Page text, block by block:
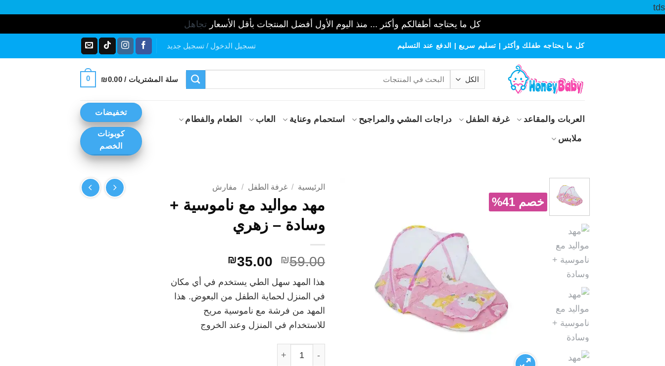
tds
كل ما يحتاجه أطفالكم وأكثر ... منذ اليوم الأول أفضل المنتجات بأقل الأسعار تجاهل
كل ما يحتاجه طفلك وأكثر | تسليم سريع | الدفع عند التسليم تسجيل الدخول / تسجيل جديد
البحث
سلة المشتريات / ₪0.00
0
العربات والمقاعد غرفة الطفل دراجات المشي والمراجيح استحمام وعناية العاب الطعام والفطام
ملابس
تخفيضات
كوبونات
الخصم
خصم 41%
الرئيسية / غرفة الطفل / مفارش
مهد مواليد مع ناموسية +
وسادة – زهري
₪59.00
السعر
الأصلي
هو:
₪59.00.
₪35.00
الحالي
هو:
₪35.00.
هذا المهد سهل الطي يستخدم في أي مكان
في المنزل لحماية الطفل من البعوض. هذا
المهد من فرشة مع ناموسية مريح
للاستخدام في المنزل وعند الخروج